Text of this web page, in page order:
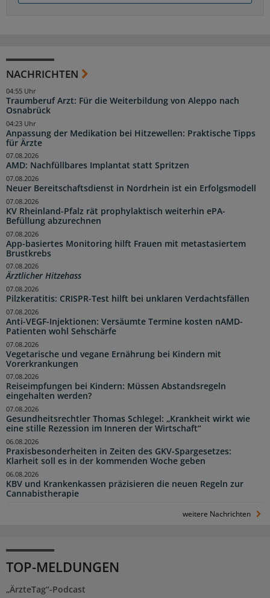
NACHRICHTEN
Traumberuf Arzt: Für die Weiterbildung von Aleppo nach
Osnabrück
04:55 Uhr
Anpassung der Medikation bei Hitzewellen: Praktische Tipps
für Ärzte
04:23 Uhr
AMD: Nachfüllbares Implantat statt Spritzen
07.08.2026
Neuer Bereitschaftsdienst in Nordrhein ist ein Erfolgsmodell
07.08.2026
KV Rheinland-Pfalz rät prophylaktisch weiterhin ePA-
Befüllung abzurechnen
07.08.2026
App-basiertes Monitoring hilft Frauen mit metastasiertem
Brustkrebs
07.08.2026
Ärztlicher Hitzehass
07.08.2026
Pilzkeratitis: CRISPR-Test hilft bei unklaren Verdachtsfällen
07.08.2026
Anti-VEGF-Injektionen: Versäumte Termine kosten nAMD-
Patienten wohl Sehschärfe
07.08.2026
Vegetarische und vegane Ernährung bei Kindern mit
Vorerkrankungen
07.08.2026
Reiseimpfungen bei Kindern: Müssen Abstandsregeln
eingehalten werden?
07.08.2026
Gesundheitsrechtler Thomas Schlegel: „Krankheit wirkt wie
eine stille Rezession im Inneren der Wirtschaft“
07.08.2026
Praxisbesonderheiten in Zeiten des GKV-Spargesetzes:
Klarheit soll es in der kommenden Woche geben
06.08.2026
KBV und Krankenkassen präzisieren die neuen Regeln zur
Cannabistherapie
06.08.2026
weitere Nachrichten
TOP-MELDUNGEN
„ÄrzteTag“-Podcast